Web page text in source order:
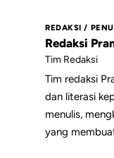
catatan
REDAKSI /
Redaksi
Tim Redaksi
Tim redaksi
dan literasi
menulis,
yang